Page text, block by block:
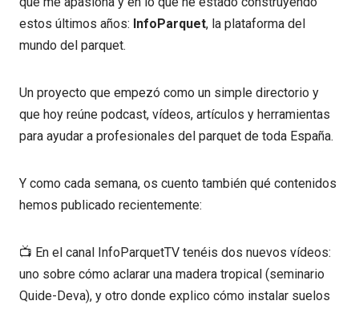
estos últimos años: InfoParquet, la plataforma del
mundo del parquet.
Un proyecto que empezó como un simple directorio y
que hoy reúne podcast, vídeos, artículos y herramientas
para ayudar a profesionales del parquet de toda España.
Y como cada semana, os cuento también qué contenidos
hemos publicado recientemente:
📺 En el canal InfoParquetTV tenéis dos nuevos vídeos:
uno sobre cómo aclarar una madera tropical (seminario
Quide-Deva), y otro donde explico cómo instalar suelos